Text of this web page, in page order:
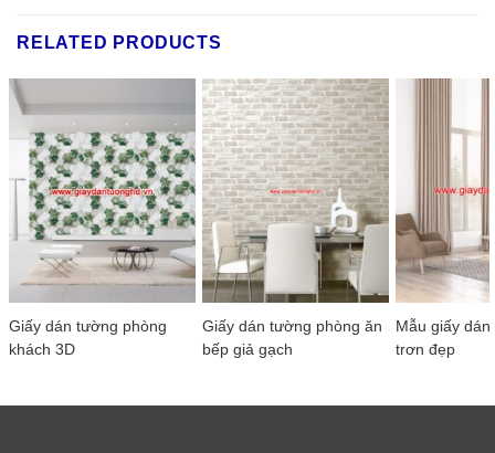
RELATED PRODUCTS
Giấy dán tường phòng
khách 3D
Giấy dán tường phòng ăn
bếp giả gạch
Mẫu giấy
trơn đẹp